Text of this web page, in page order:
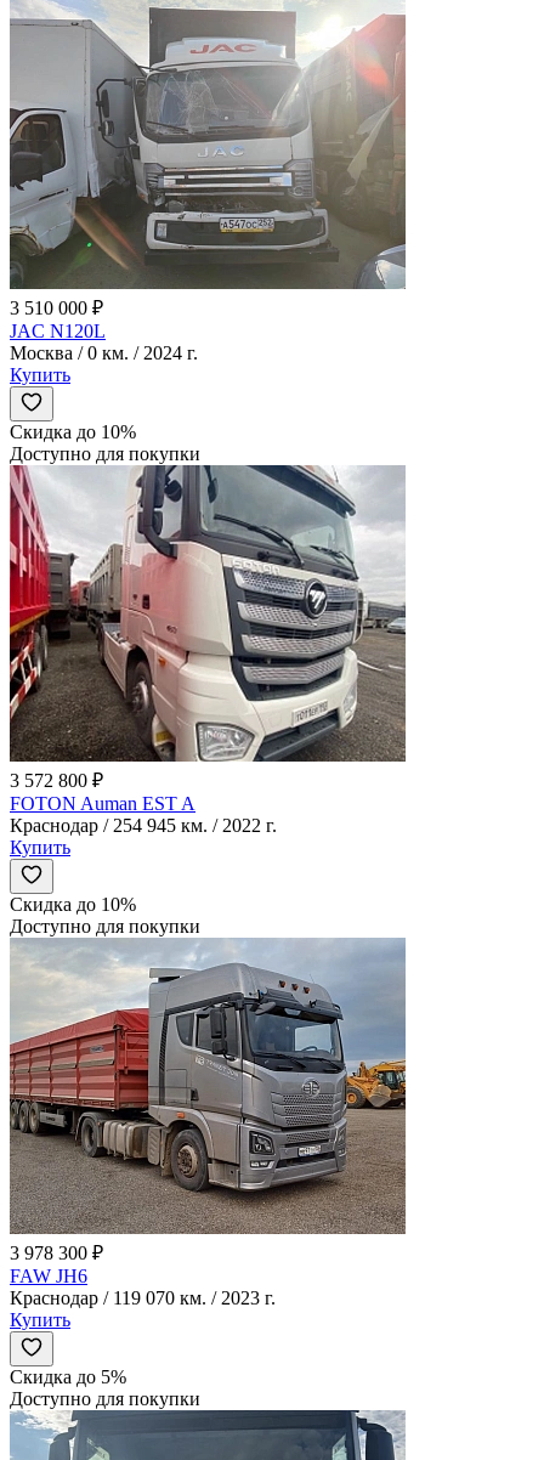
3 510 000 ₽
JAC N120L
Москва / 0 км. / 2024 г.
Купить
Скидка до 10%
Доступно для покупки
3 572 800 ₽
FOTON Auman EST A
Краснодар / 254 945 км. / 2022 г.
Купить
Скидка до 10%
Доступно для покупки
3 978 300 ₽
FAW JH6
Краснодар / 119 070 км. / 2023 г.
Купить
Скидка до 5%
Доступно для покупки